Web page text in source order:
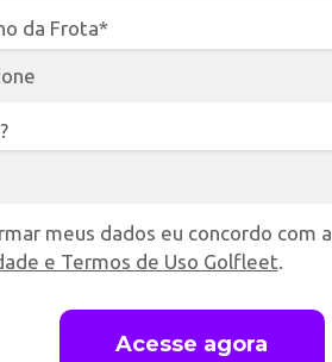
da Frota*
meus dados eu concordo com a
e Termos de Uso Golfleet.
Acesse agora